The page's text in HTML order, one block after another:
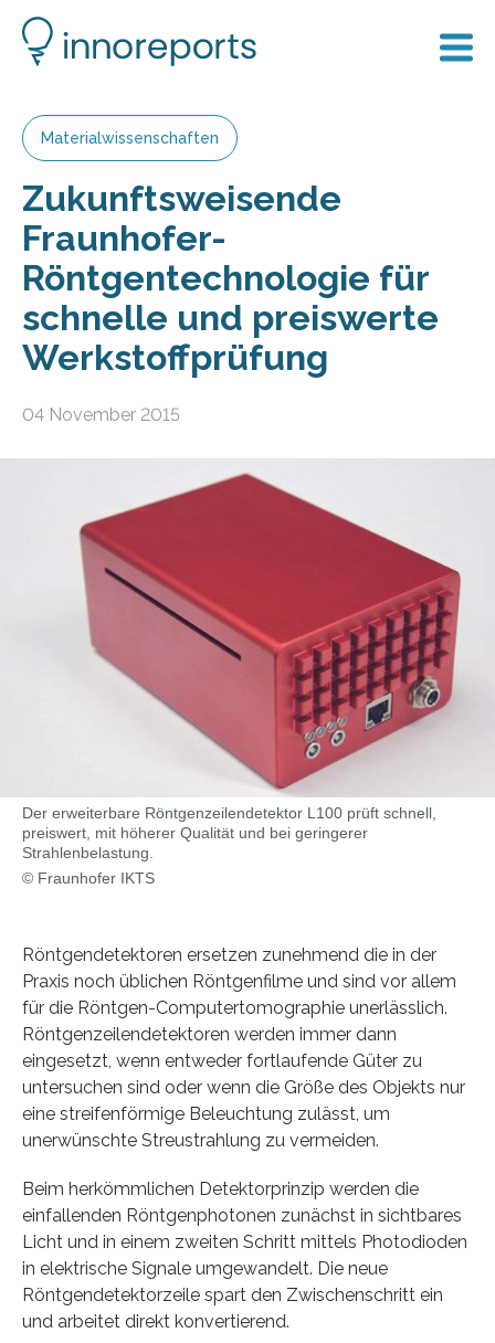
Materialwissenschaften
Zukunftsweisende
Fraunhofer-
Röntgentechnologie für
schnelle und preiswerte
Werkstoffprüfung
04 November 2015
Der erweiterbare Röntgenzeilendetektor L100 prüft schnell,
preiswert, mit höherer Qualität und bei geringerer
Strahlenbelastung.
© Fraunhofer IKTS
Röntgendetektoren ersetzen zunehmend die in der
Praxis noch üblichen Röntgenfilme und sind vor allem
für die Röntgen-Computertomographie unerlässlich.
Röntgenzeilendetektoren werden immer dann
eingesetzt, wenn entweder fortlaufende Güter zu
untersuchen sind oder wenn die Größe des Objekts nur
eine streifenförmige Beleuchtung zulässt, um
unerwünschte Streustrahlung zu vermeiden.
Beim herkömmlichen Detektorprinzip werden die
einfallenden Röntgenphotonen zunächst in sichtbares
Licht und in einem zweiten Schritt mittels Photodioden
in elektrische Signale umgewandelt. Die neue
Röntgendetektorzeile spart den Zwischenschritt ein
und arbeitet direkt konvertierend.